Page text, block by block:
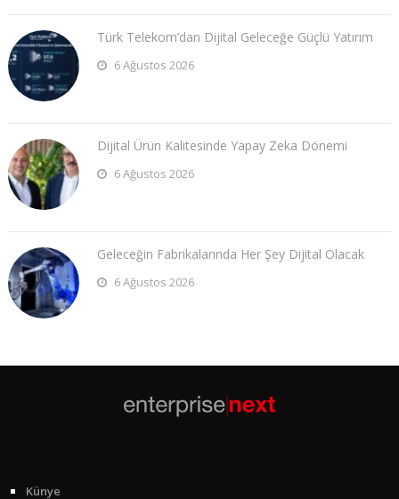
Türk Telekom’dan Dijital Geleceğe Güçlü Yatırım
6 Ağustos 2026
Dijital Ürün Kalitesinde Yapay Zeka Dönemi
6 Ağustos 2026
Geleceğin Fabrikalarında Her Şey Dijital Olacak
6 Ağustos 2026
Künye